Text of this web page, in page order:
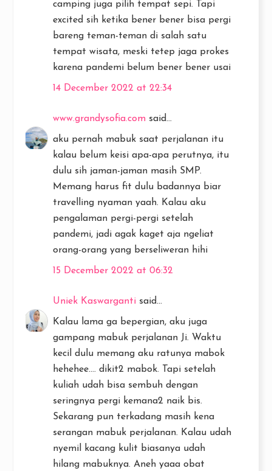
camping juga pilih tempat sepi. Tapi
excited sih ketika bener bener bisa pergi
bareng teman-teman di salah satu
tempat wisata, meski tetep jaga prokes
karena pandemi belum bener bener usai
14 December 2022 at 22:34
www.grandysofia.com said...
aku pernah mabuk saat perjalanan itu
kalau belum keisi apa-apa perutnya, itu
dulu sih jaman-jaman masih SMP.
Memang harus fit dulu badannya biar
travelling nyaman yaah. Kalau aku
pengalaman pergi-pergi setelah
pandemi, jadi agak kaget aja ngeliat
orang-orang yang berseliweran hihi
15 December 2022 at 06:32
Uniek Kaswarganti said...
Kalau lama ga bepergian, aku juga
gampang mabuk perjalanan Ji. Waktu
kecil dulu memang aku ratunya mabok
hehehee.... dikit2 mabok. Tapi setelah
kuliah udah bisa sembuh dengan
seringnya pergi kemana2 naik bis.
Sekarang pun terkadang masih kena
serangan mabuk perjalanan. Kalau udah
nyemil kacang kulit biasanya udah
hilang mabuknya. Aneh yaaa obat